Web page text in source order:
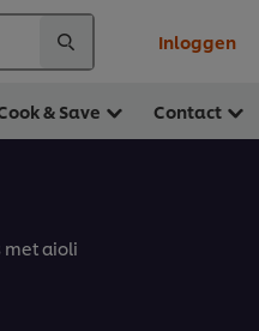
Inloggen
& Save Contact
met aioli